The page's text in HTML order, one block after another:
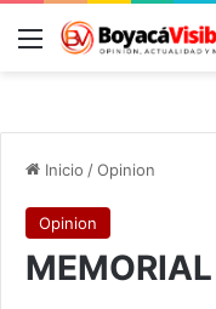
Menú
Inicio /Opinion
Opinion